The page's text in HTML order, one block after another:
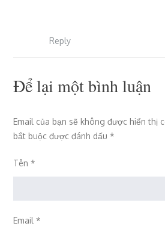
Reply
Để lại một bình luận
Email của bạn sẽ không được hiển thị
bắt buộc được đánh dấu*
Tên*
Email*